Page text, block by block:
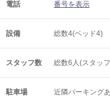
電話 番号を表示
設備 総数4(ベッド4)
スタッフ数 総数6人(スタッ
駐車場 近隣パーキング